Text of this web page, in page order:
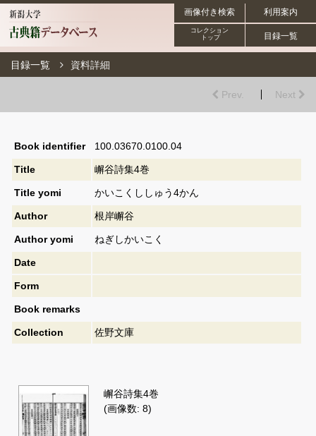
利用案内
画像付き検索
目録一覧
コレクション
トップ
目録一覧 資料詳細
Prev. Next
Book identifier 100.03670.0100.04
Title 嶰谷詩集4巻
Title yomi かいこくししゅう4かん
Author 根岸嶰谷
Author yomi ねぎしかいこく
Date
Form
Book remarks
Collection 佐野文庫
嶰谷詩集4巻
(画像数: 8)